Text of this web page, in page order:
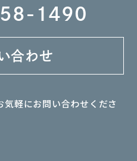
1490
合わせ
軽にお問い合わせくださ